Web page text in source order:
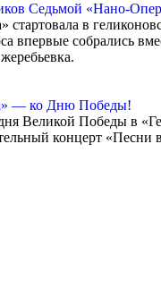
Седьмой «Нано-
стартовала в
впервые собрались
— ко Дню Победы!
Великой Победы в
концерт